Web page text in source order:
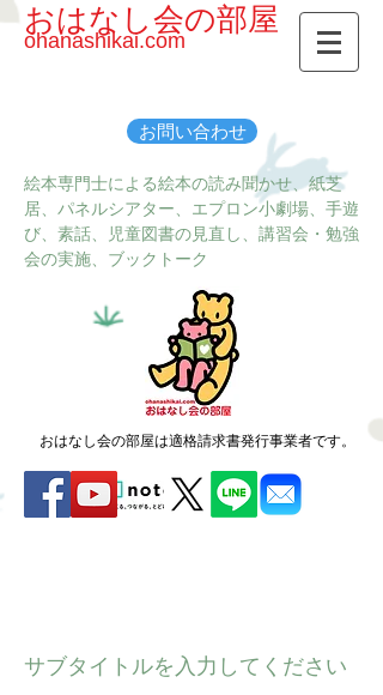
おはなし会の部屋
ohanashikai.com
お問い合わせ
絵本専門士による絵本の読み聞かせ、紙芝
居、パネルシアター、エプロン小劇場、手遊
び、素話、児童図書の見直し、講習会・勉強
会の実施、ブックトーク
おはなし会の部屋は適格請求書発行事業者です。
サブタイトルを入力してください